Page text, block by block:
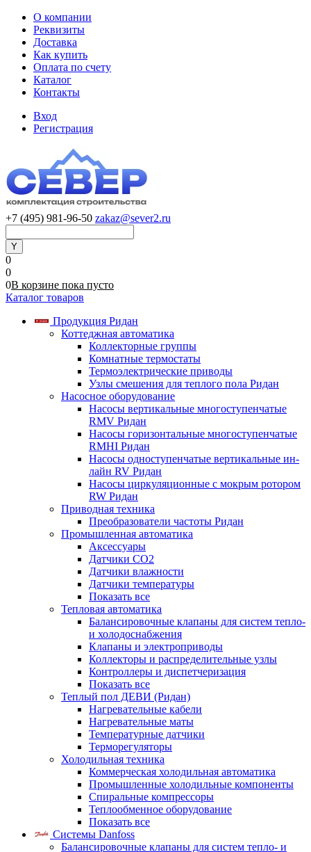
О компании
Реквизиты
Доставка
Как купить
Оплата по счету
Каталог
Контакты
Вход
Регистрация
+7 (495) 981-96-50 zakaz@sever2.ru
0
0
0В корзине пока пусто
Каталог товаров
Продукция Ридан
Коттеджная автоматика
Коллекторные группы
Комнатные термостаты
Термоэлектрические приводы
Узлы смешения для теплого пола Ридан
Насосное оборудование
Насосы вертикальные многоступенчатые
RMV Ридан
Насосы горизонтальные многоступенчатые
RMHI Ридан
Насосы одноступенчатые вертикальные ин-
лайн RV Ридан
Насосы циркуляционные с мокрым ротором
RW Ридан
Приводная техника
Преобразователи частоты Ридан
Промышленная автоматика
Аксессуары
Датчики CO2
Датчики влажности
Датчики температуры
Показать все
Тепловая автоматика
Балансировочные клапаны для систем тепло-
и холодоснабжения
Клапаны и электроприводы
Коллекторы и распределительные узлы
Контроллеры и диспетчеризация
Показать все
Теплый пол ДЕВИ (Ридан)
Нагревательные кабели
Нагревательные маты
Температурные датчики
Терморегуляторы
Холодильная техника
Коммерческая холодильная автоматика
Промышленные холодильные компоненты
Спиральные компрессоры
Теплообменное оборудование
Показать все
Системы Danfoss
Балансировочные клапаны для систем тепло- и